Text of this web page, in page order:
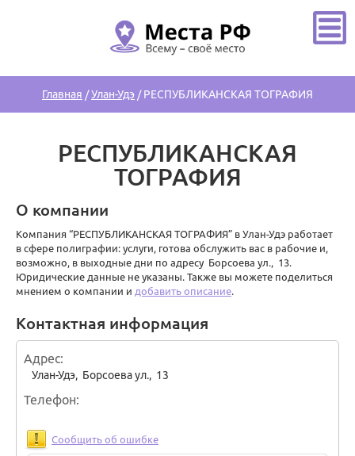
Главная /Улан-Удэ /РЕСПУБЛИКАНСКАЯ ТОГРАФИЯ
РЕСПУБЛИКАНСКАЯ
ТОГРАФИЯ
О компании
Компания “РЕСПУБЛИКАНСКАЯ ТОГРАФИЯ” в Улан-Удэ работает
в сфере полиграфии: услуги, готова обслужить вас в рабочие и,
возможно, в выходные дни по адресу Борсоева ул., 13.
Юридические данные не указаны. Также вы можете поделиться
мнением о компании и добавить описание.
Контактная информация
Адрес
Улан-Удэ, Борсоева ул., 13
Телефон
Сообщить об ошибке